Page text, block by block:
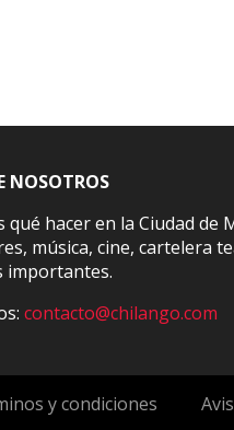
NOSOTROS
qué hacer en la Ciudad de
música, cine, cartelera
importantes.
contacto@chilango.com
y condiciones